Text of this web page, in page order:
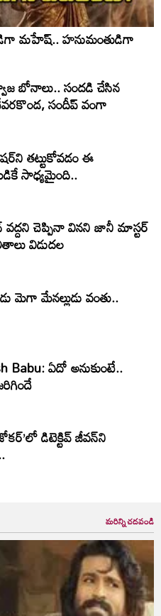
మహేష్.. హనుమంతుడిగా
బోనాలు.. సంద‌డి చేసిన
సందీప్ వంగా
తట్టుకోవడం ఈ
సాధ్యమైంది..
వద్దని చెప్పినా వినని జానీ మాస్టర్
విడుదల
మెగా మేనల్లుడు వంతు..
Babu: ఏదో అనుకుంటే..
డిటెక్టివ్ జీవన్‌ని
మరిన్ని చదవండి